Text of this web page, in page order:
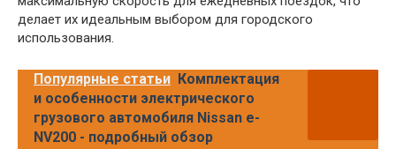
делает их идеальным выбором для городского
использования.
Популярные статьи Комплектация
и особенности электрического
грузового автомобиля Nissan e-
NV200 - подробный обзор